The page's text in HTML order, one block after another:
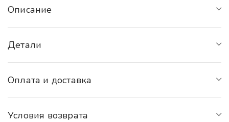
Описание
Детали
Оплата и доставка
Условия возврата